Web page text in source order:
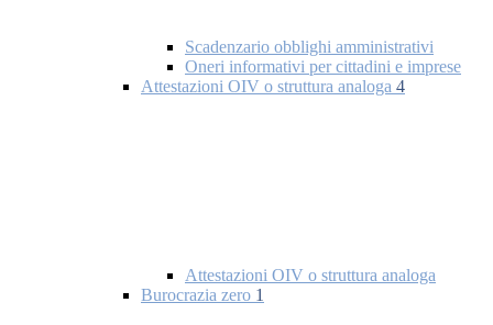
Scadenzario obblighi amministrativi
Oneri informativi per cittadini e imprese
Attestazioni OIV o struttura analoga 4
Attestazioni OIV o struttura analoga
Burocrazia zero 1